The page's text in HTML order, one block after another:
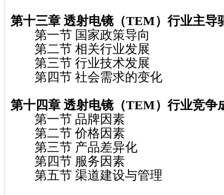
第十三章 透射电镜（TEM）行业主导
第一节 国家政策导向
第二节 相关行业发展
第三节 行业技术发展
第四节 社会需求的变化
第十四章 透射电镜（TEM）行业竞争
第一节 品牌因素
第二节 价格因素
第三节 产品差异化
第四节 服务因素
第五节 渠道建设与管理